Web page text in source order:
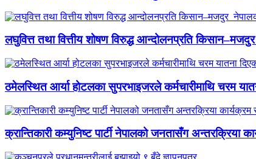
लघुवित्त तथा वित्तीय शोषण विरुद्ध आन्दोलनप्रति
ठमेलस्थित आर्या होटलका सुपरभाइजरले कर्मचारीमाथि चरम
क्रान्तिकारी कम्युनिष्ट पार्टी नेपालको जनतासँग अन्तरक्रिया